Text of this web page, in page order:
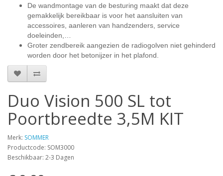
De wandmontage van de besturing maakt dat deze
gemakkelijk bereikbaar is voor het aansluiten van
accessoires, aanleren van handzenders, service
doeleinden,…
Groter zendbereik aangezien de radiogolven niet gehinderd
worden door het betonijzer in het plafond.
Duo Vision 500 SL tot
Poortbreedte 3,5M KIT
Merk: SOMMER
Productcode: SOM3000
Beschikbaar: 2-3 Dagen